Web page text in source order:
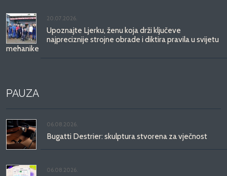
20.07.2026.
Upoznajte Ljerku, ženu koja drži ključeve
najpreciznije strojne obrade i diktira pravila u svijetu
mehanike
PAUZA
06.08.2026.
Bugatti Destrier: skulptura stvorena za vječnost
06.08.2026.